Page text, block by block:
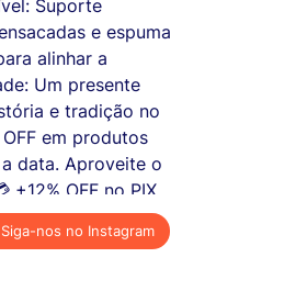
Siga-nos no Instagram